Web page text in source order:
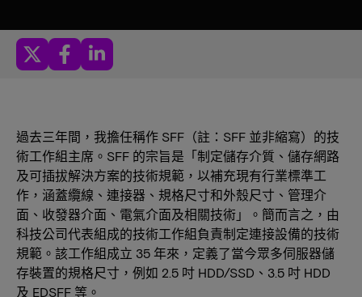
過去三年間，我擔任稱作 SFF（註：SFF 並非縮寫）的技
術工作組主席。SFF 的宗旨是「制定儲存介質、儲存網路
及可插拔解決方案的技術規範，以補充現有行業標準工
作，涵蓋纜線、連接器、規格尺寸和外殼尺寸、管理介
面、收發器介面、電氣介面及相關技術」。簡而言之，由
科技公司代表組成的技術工作組負責制定連接設備的技術
規範。該工作組成立 35 年來，定義了當今眾多伺服器儲
存裝置的規格尺寸，例如 2.5 吋 HDD/SSD、3.5 吋 HDD
及 EDSFF 等。